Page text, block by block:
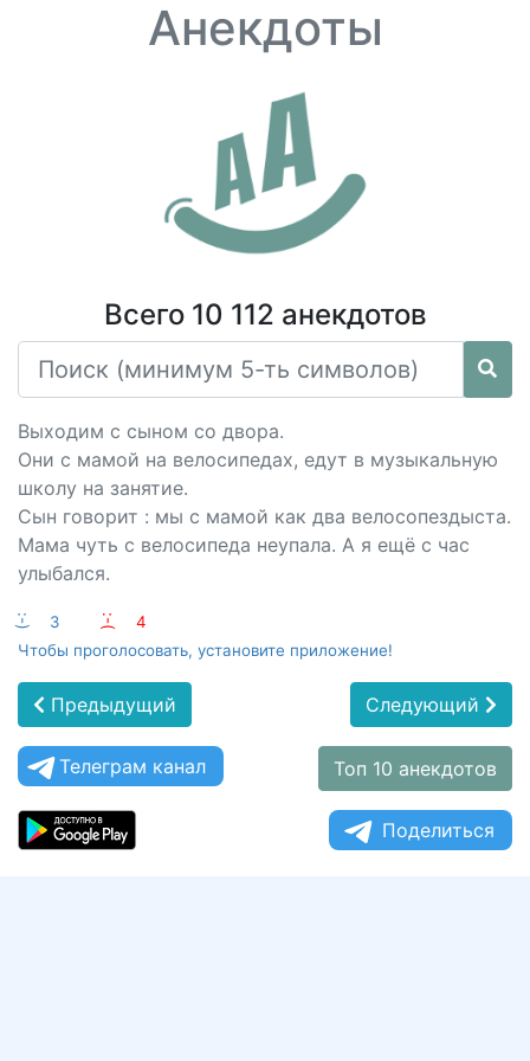
Анекдоты
Всего 10 112 анекдотов
Выходим с сыном со двора.
Они с мамой на велосипедах, едут в музыкальную
школу на занятие.
Сын говорит : мы с мамой как два велосопездыста.
Мама чуть с велосипеда неупала. А я ещё с час
улыбался.
:-) 3 :-(
4
Чтобы проголосовать, установите приложение!
Предыдущий Следующий
Телеграм канал Топ 10 анекдотов
Поделиться